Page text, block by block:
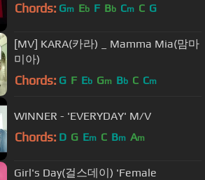
Chords: Gm Eb F Bb Cm C G
[MV] KARA(카라) _ Mamma Mia(맘마
미아)
Chords: G F Eb Gm Bb C Cm
WINNER - 'EVERYDAY' M/V
Chords: D G Em C Bm Am
Girl's Day(걸스데이) 'Female